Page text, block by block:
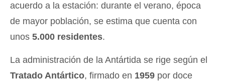
acuerdo a la estación: durante el verano, época
de mayor población, se estima que cuenta con
unos 5.000 residentes.
La administración de la Antártida se rige según el
Tratado Antártico, firmado en 1959 por doce